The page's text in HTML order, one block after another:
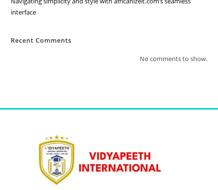
interface
Recent Comments
No comments to show.